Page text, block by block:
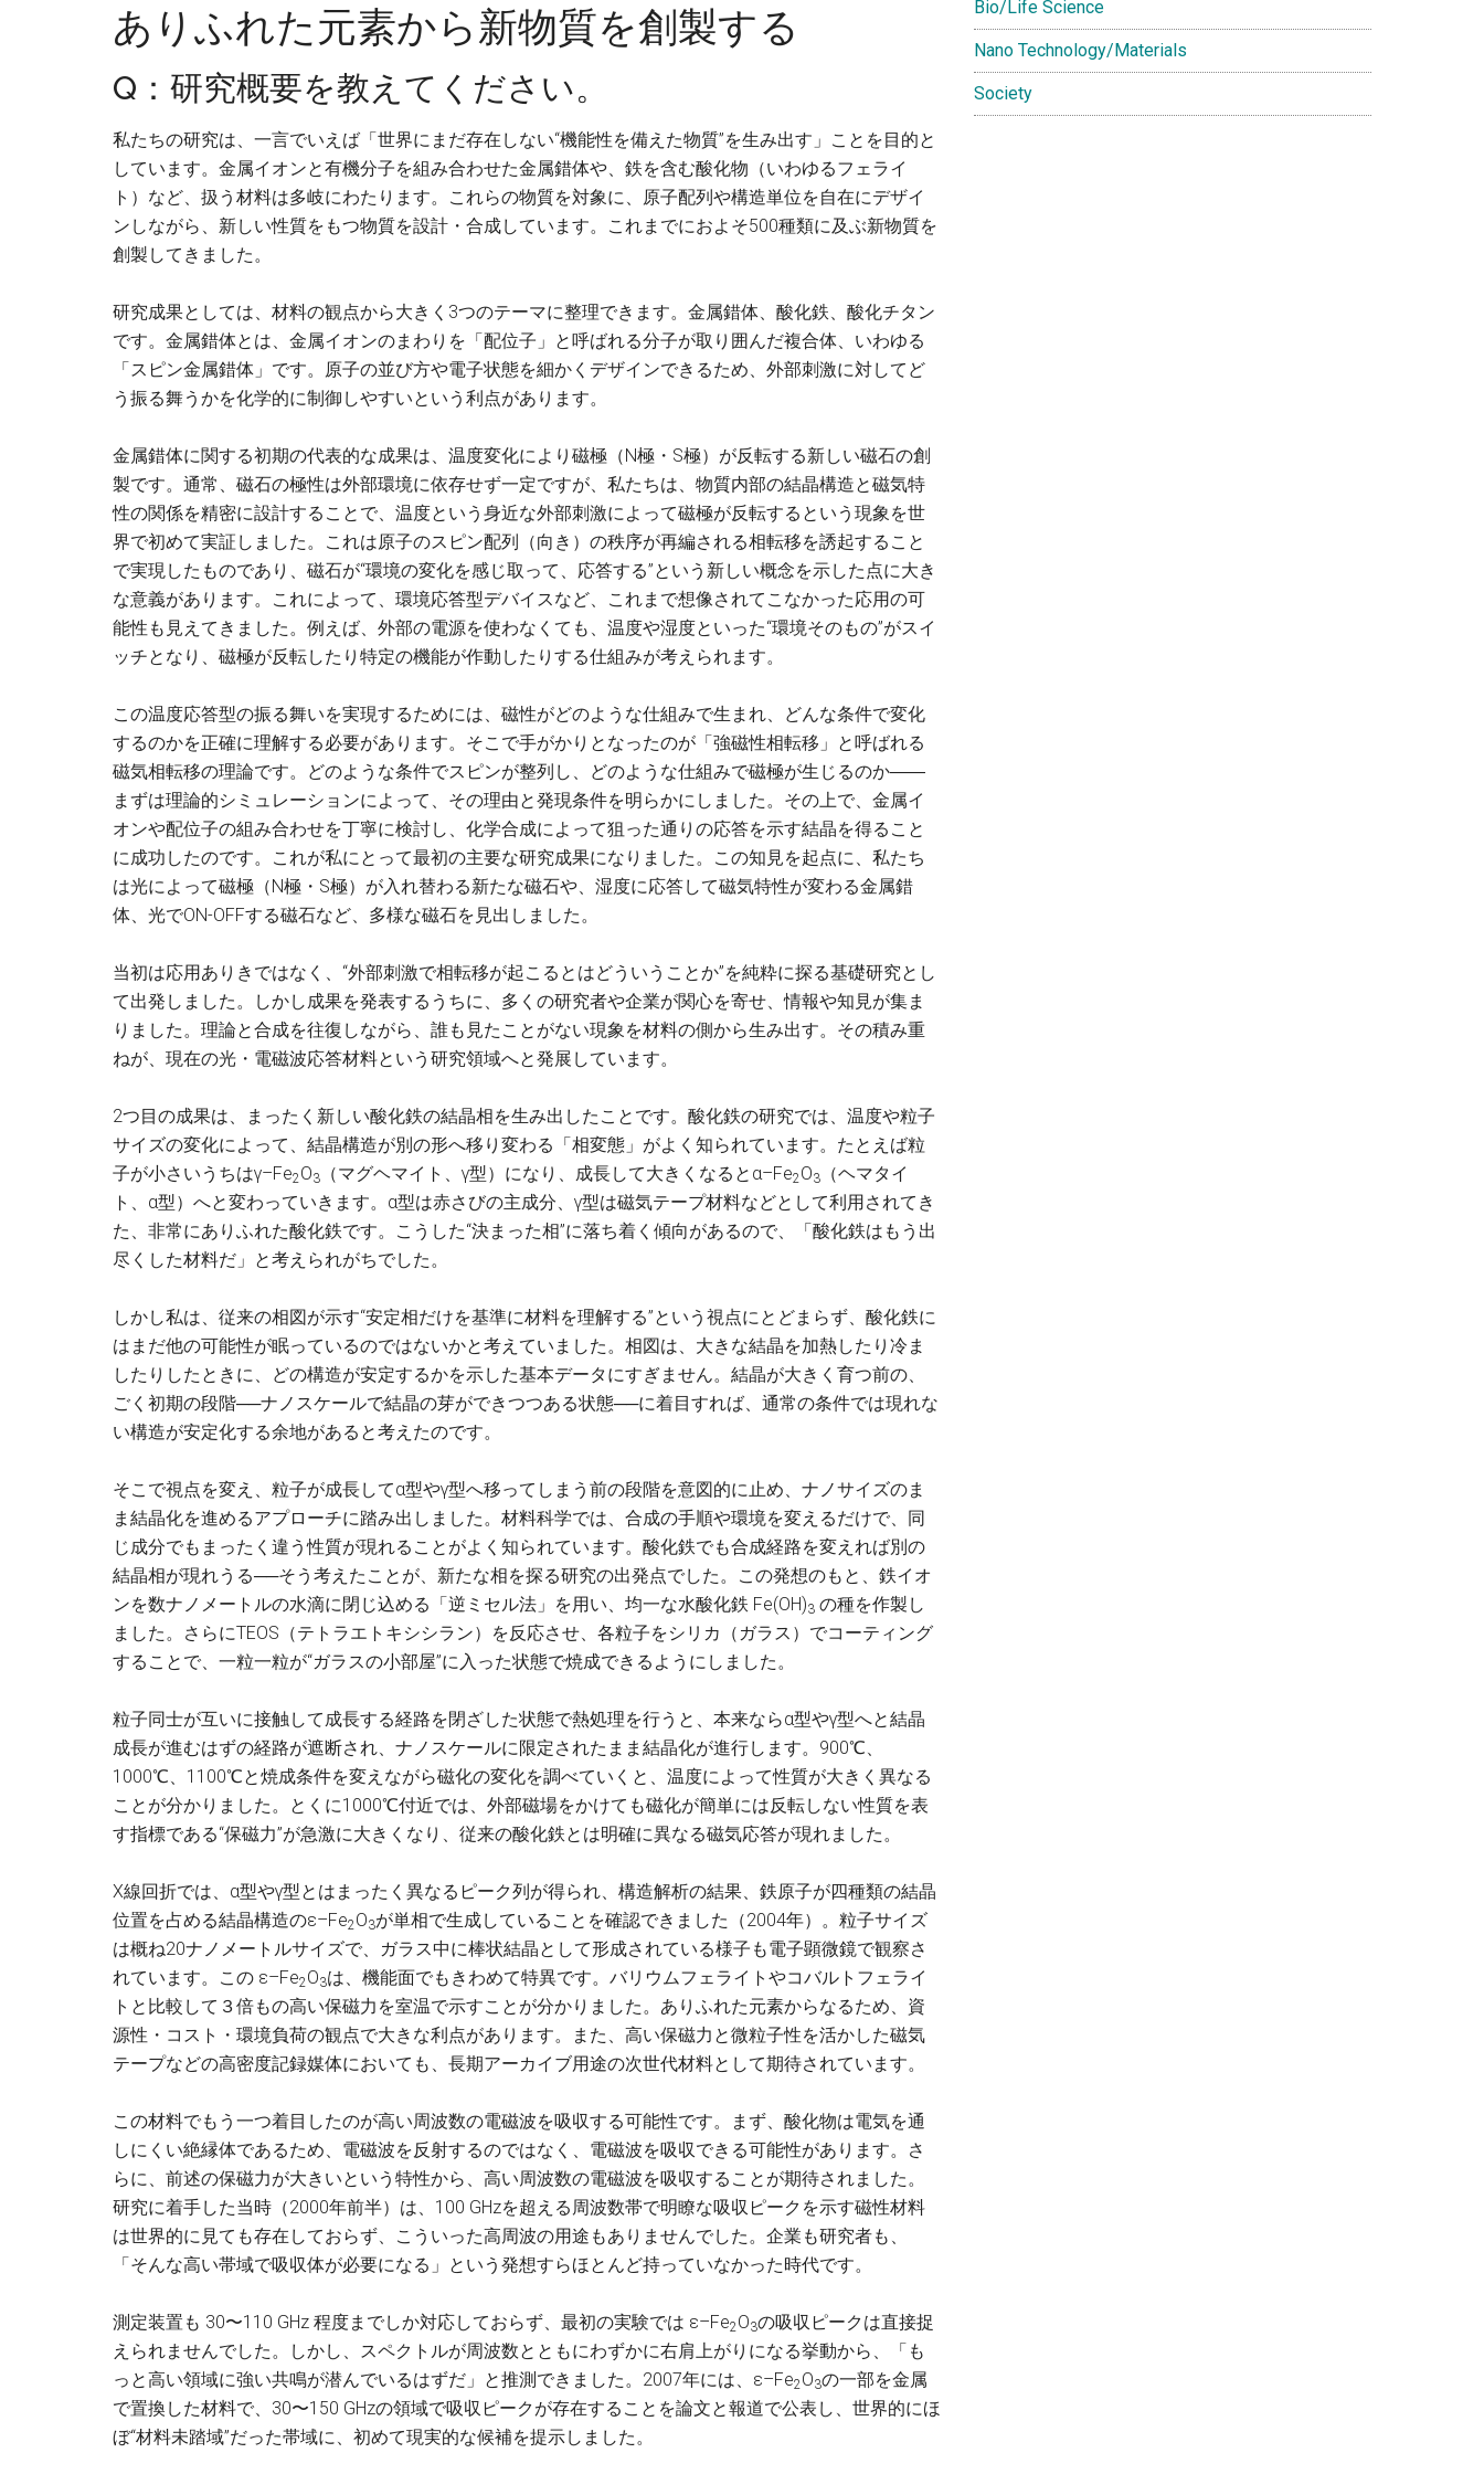
ありふれた元素から新物質を創製する
Q：研究概要を教えてください。
私たちの研究は、一言でいえば「世界にまだ存在しない“機能性を備えた物質”を生み出す」ことを目的と
しています。金属イオンと有機分子を組み合わせた金属錯体や、鉄を含む酸化物（いわゆるフェライ
ト）など、扱う材料は多岐にわたります。これらの物質を対象に、原子配列や構造単位を自在にデザイ
ンしながら、新しい性質をもつ物質を設計・合成しています。これまでにおよそ500種類に及ぶ新物質を
創製してきました。
研究成果としては、材料の観点から大きく3つのテーマに整理できます。金属錯体、酸化鉄、酸化チタン
です。金属錯体とは、金属イオンのまわりを「配位子」と呼ばれる分子が取り囲んだ複合体、いわゆる
「スピン金属錯体」です。原子の並び方や電子状態を細かくデザインできるため、外部刺激に対してど
う振る舞うかを化学的に制御しやすいという利点があります。
金属錯体に関する初期の代表的な成果は、温度変化により磁極（N極・S極）が反転する新しい磁石の創
製です。通常、磁石の極性は外部環境に依存せず一定ですが、私たちは、物質内部の結晶構造と磁気特
性の関係を精密に設計することで、温度という身近な外部刺激によって磁極が反転するという現象を世
界で初めて実証しました。これは原子のスピン配列（向き）の秩序が再編される相転移を誘起すること
で実現したものであり、磁石が“環境の変化を感じ取って、応答する”という新しい概念を示した点に大き
な意義があります。これによって、環境応答型デバイスなど、これまで想像されてこなかった応用の可
能性も見えてきました。例えば、外部の電源を使わなくても、温度や湿度といった“環境そのもの”がスイ
ッチとなり、磁極が反転したり特定の機能が作動したりする仕組みが考えられます。
この温度応答型の振る舞いを実現するためには、磁性がどのような仕組みで生まれ、どんな条件で変化
するのかを正確に理解する必要があります。そこで手がかりとなったのが「強磁性相転移」と呼ばれる
磁気相転移の理論です。どのような条件でスピンが整列し、どのような仕組みで磁極が生じるのか――
まずは理論的シミュレーションによって、その理由と発現条件を明らかにしました。その上で、金属イ
オンや配位子の組み合わせを丁寧に検討し、化学合成によって狙った通りの応答を示す結晶を得ること
に成功したのです。これが私にとって最初の主要な研究成果になりました。この知見を起点に、私たち
は光によって磁極（N極・S極）が入れ替わる新たな磁石や、湿度に応答して磁気特性が変わる金属錯
体、光でON-OFFする磁石など、多様な磁石を見出しました。
当初は応用ありきではなく、“外部刺激で相転移が起こるとはどういうことか”を純粋に探る基礎研究とし
て出発しました。しかし成果を発表するうちに、多くの研究者や企業が関心を寄せ、情報や知見が集ま
りました。理論と合成を往復しながら、誰も見たことがない現象を材料の側から生み出す。その積み重
ねが、現在の光・電磁波応答材料という研究領域へと発展しています。
2つ目の成果は、まったく新しい酸化鉄の結晶相を生み出したことです。酸化鉄の研究では、温度や粒子
サイズの変化によって、結晶構造が別の形へ移り変わる「相変態」がよく知られています。たとえば粒
子が小さいうちはγ–Fe2O3 （マグヘマイト、γ型）になり、成長して大きくなるとα–Fe2O3
（ヘマタイ
ト、α型）へと変わっていきます。α型は赤さびの主成分、γ型は磁気テープ材料などとして利用されてき
た、非常にありふれた酸化鉄です。こうした“決まった相”に落ち着く傾向があるので、「酸化鉄はもう出
尽くした材料だ」と考えられがちでした。
しかし私は、従来の相図が示す“安定相だけを基準に材料を理解する”という視点にとどまらず、酸化鉄に
はまだ他の可能性が眠っているのではないかと考えていました。相図は、大きな結晶を加熱したり冷ま
したりしたときに、どの構造が安定するかを示した基本データにすぎません。結晶が大きく育つ前の、
ごく初期の段階──ナノスケールで結晶の芽ができつつある状態──に着目すれば、通常の条件では現れな
い構造が安定化する余地があると考えたのです。
そこで視点を変え、粒子が成長してα型やγ型へ移ってしまう前の段階を意図的に止め、ナノサイズのま
ま結晶化を進めるアプローチに踏み出しました。材料科学では、合成の手順や環境を変えるだけで、同
じ成分でもまったく違う性質が現れることがよく知られています。酸化鉄でも合成経路を変えれば別の
結晶相が現れうる──そう考えたことが、新たな相を探る研究の出発点でした。この発想のもと、鉄イオ
ンを数ナノメートルの水滴に閉じ込める「逆ミセル法」を用い、均一な水酸化鉄 Fe(OH)3 の種を作製し
ました。さらにTEOS（テトラエトキシシラン）を反応させ、各粒子をシリカ（ガラス）でコーティング
することで、一粒一粒が“ガラスの小部屋”に入った状態で焼成できるようにしました。
粒子同士が互いに接触して成長する経路を閉ざした状態で熱処理を行うと、本来ならα型やγ型へと結晶
成長が進むはずの経路が遮断され、ナノスケールに限定されたまま結晶化が進行します。900℃、
1000℃、1100℃と焼成条件を変えながら磁化の変化を調べていくと、温度によって性質が大きく異なる
ことが分かりました。とくに1000℃付近では、外部磁場をかけても磁化が簡単には反転しない性質を表
す指標である“保磁力”が急激に大きくなり、従来の酸化鉄とは明確に異なる磁気応答が現れました。
X線回折では、α型やγ型とはまったく異なるピーク列が得られ、構造解析の結果、鉄原子が四種類の結晶
位置を占める結晶構造のε–Fe2O3が単相で生成していることを確認できました（2004年）。粒子サイズ
は概ね20ナノメートルサイズで、ガラス中に棒状結晶として形成されている様子も電子顕微鏡で観察さ
れています。この ε–Fe2O3は、機能面でもきわめて特異です。バリウムフェライトやコバルトフェライ
トと比較して３倍もの高い保磁力を室温で示すことが分かりました。ありふれた元素からなるため、資
源性・コスト・環境負荷の観点で大きな利点があります。また、高い保磁力と微粒子性を活かした磁気
テープなどの高密度記録媒体においても、長期アーカイブ用途の次世代材料として期待されています。
この材料でもう一つ着目したのが高い周波数の電磁波を吸収する可能性です。まず、酸化物は電気を通
しにくい絶縁体であるため、電磁波を反射するのではなく、電磁波を吸収できる可能性があります。さ
らに、前述の保磁力が大きいという特性から、高い周波数の電磁波を吸収することが期待されました。
研究に着手した当時（2000年前半）は、100 GHzを超える周波数帯で明瞭な吸収ピークを示す磁性材料
は世界的に見ても存在しておらず、こういった高周波の用途もありませんでした。企業も研究者も、
「そんな高い帯域で吸収体が必要になる」という発想すらほとんど持っていなかった時代です。
測定装置も 30〜110 GHz 程度までしか対応しておらず、最初の実験では ε–Fe2O3の吸収ピークは直接捉
えられませんでした。しかし、スペクトルが周波数とともにわずかに右肩上がりになる挙動から、「も
っと高い領域に強い共鳴が潜んでいるはずだ」と推測できました。2007年には、ε–Fe2O3の一部を金属
で置換した材料で、30〜150 GHzの領域で吸収ピークが存在することを論文と報道で公表し、世界的にほ
ぼ“材料未踏域”だった帯域に、初めて現実的な候補を提示しました。
Bio/Life Science
Nano Technology/Materials
Society